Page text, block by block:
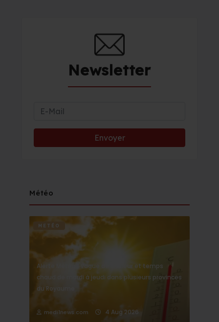
Newsletter
Météo
METÉO
Alerte Météo : Vague de chaleur et temps
chaud de mardi à jeudi dans plusieurs provinces
du Royaume
medi1news.com 4 Aug 2026